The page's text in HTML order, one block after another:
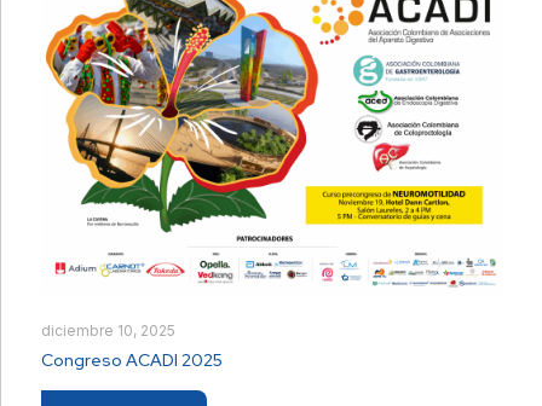
diciembre 10, 2025
Congreso ACADI 2025